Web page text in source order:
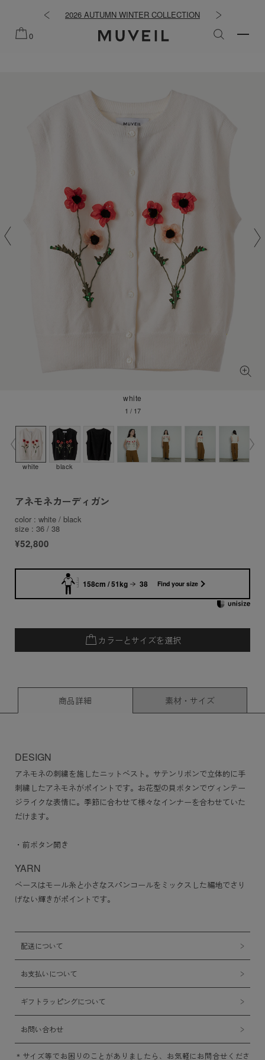
2026 AUTUMN WINTER COLLECTION
2026 PREFALL
0
white black
white
1 / 17
アネモネカーディガン
color : white / black
size : 36 / 38
¥52,800
158cm / 51kg 38 Find your size
カラーとサイズを選択
商品詳細 素材・サイズ
DESIGN
アネモネの刺繍を施したニットベスト。サテンリボンで立体的に手
刺繍したアネモネがポイントです。お花型の貝ボタンでヴィンテー
ジライクな表情に。季節に合わせて様々なインナーを合わせていた
だけます。
・前ボタン開き
YARN
ベースはモール糸と小さなスパンコールをミックスした編地でさり
げない輝きがポイントです。
配送について
お支払いについて
ギフトラッピングについて
お問い合わせ
サイズ等でお困りのことがありましたら、お気軽にお問合せくださ